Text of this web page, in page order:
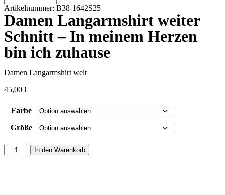
Artikelnummer: B38-1642S25
Damen Langarmshirt weiter
Schnitt – In meinem Herzen
bin ich zuhause
Damen Langarmshirt weit
45,00 €
Farbe
Größe
In den Warenkorb